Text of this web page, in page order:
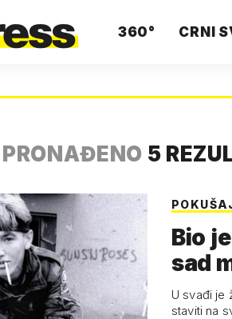
360° CRNI
PRONAĐENO 5
Bio
sad
U svađi je
staviti na